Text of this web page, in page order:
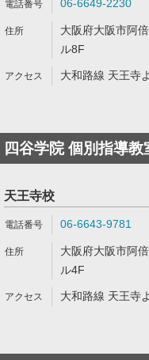
06-6649-2230
大阪府大阪市阿
ル8F
大和路線 天王寺
四谷学院 個別指導教
天王寺校
06-6643-9781
大阪府大阪市阿
ル4F
大和路線 天王寺